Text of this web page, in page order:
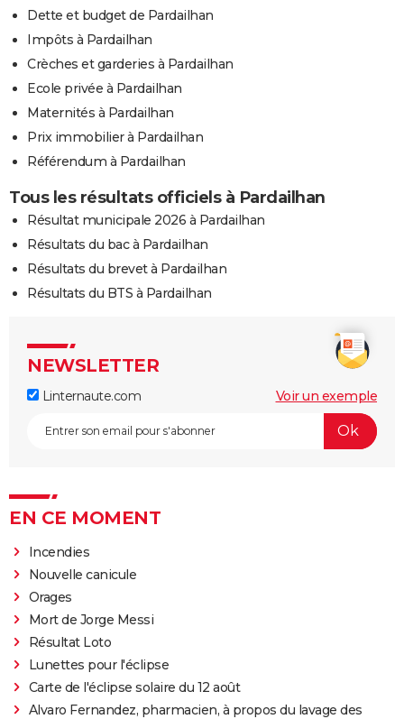
Dette et budget de Pardailhan
Impôts à Pardailhan
Crèches et garderies à Pardailhan
Ecole privée à Pardailhan
Maternités à Pardailhan
Prix immobilier à Pardailhan
Référendum à Pardailhan
Tous les résultats officiels à Pardailhan
Résultat municipale 2026 à Pardailhan
Résultats du bac à Pardailhan
Résultats du brevet à Pardailhan
Résultats du BTS à Pardailhan
NEWSLETTER
Linternaute.com Voir un exemple
EN CE MOMENT
Incendies
Nouvelle canicule
Orages
Mort de Jorge Messi
Résultat Loto
Lunettes pour l'éclipse
Carte de l'éclipse solaire du 12 août
Alvaro Fernandez, pharmacien, à propos du lavage des